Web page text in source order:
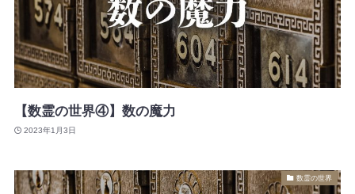
【数霊の世界④】数の魔力
2023年1月3日
数霊の世界